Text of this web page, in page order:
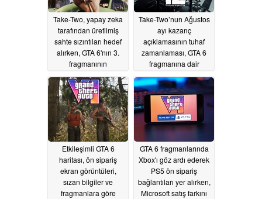
Take-Two, yapay zeka
tarafından üretilmiş
sahte sızıntıları hedef
alırken, GTA 6'nın 3.
fragmanının
bekleniyor07/25/2026
Take-Two’nun Ağustos
ayı kazanç
açıklamasının tuhaf
zamanlaması, GTA 6
fragmanına dair
artırıyor07/10/2026
Etkileşimli GTA 6
haritası, ön sipariş
ekran görüntüleri,
sızan bilgiler ve
fragmanlara göre
GTA 6 fragmanlarında
Xbox'ı göz ardı ederek
PS5 ön sipariş
bağlantıları yer alırken,
Microsoft satış farkını